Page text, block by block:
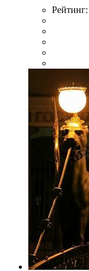
Рейтинг: